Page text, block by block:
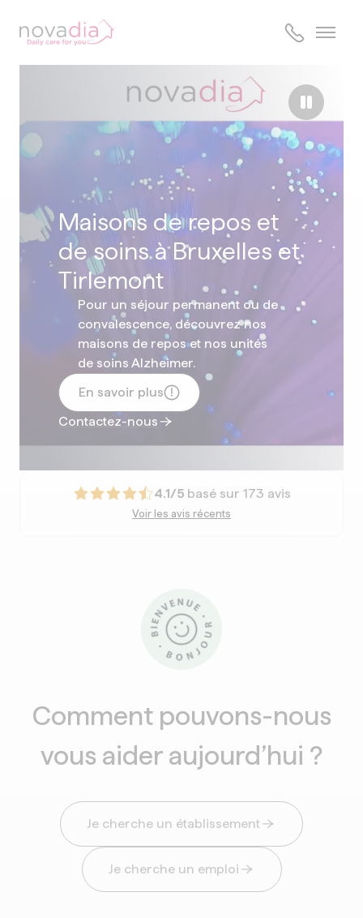
content
Maisons de repos et
de soins à Bruxelles et
Tirlemont
Pour un séjour permanent ou de
convalescence, découvrez nos
maisons de repos et nos unités
de soins Alzheimer.
En savoir plus
Contactez-nous
4.1/5 basé sur 173 avis
Voir les avis récents
Comment pouvons-nous
vous aider aujourd’hui ?
Je cherche un établissement
Je cherche un emploi